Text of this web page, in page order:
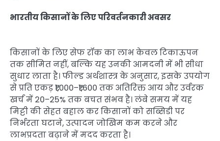
भारतीय किसानों के लिए परिवर्तनकारी अवसर
किसानों के लिए सेफ रॉक का लाभ केवल टिकाऊपन
तक सीमित नहीं, बल्कि यह उनकी आमदनी में भी सीधा
सुधार लाता है। फील्ड अर्थशास्त्र के अनुसार, इसके उपयोग
से प्रति एकड़ ₹1,000–₹1,600 तक अतिरिक्त आय और उर्वरक
खर्च में 20–25% तक बचत संभव है। लंबे समय में यह
मिट्टी की सेहत बहाल कर किसानों को सब्सिडी पर
निर्भरता घटाने, उत्पादन जोखिम कम करने और
लाभप्रदता बढ़ाने में मदद करता है।